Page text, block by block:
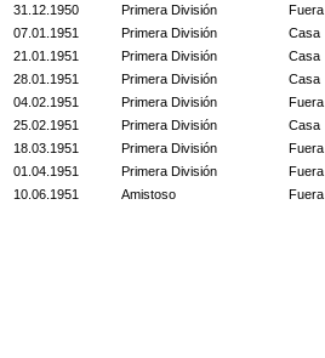
31.12.1950 Primera División Fuera
07.01.1951 Primera División Casa
21.01.1951 Primera División Casa
28.01.1951 Primera División Casa
04.02.1951 Primera División Fuera
25.02.1951 Primera División Casa
18.03.1951 Primera División Fuera
01.04.1951 Primera División Fuera
10.06.1951 Amistoso Fuera